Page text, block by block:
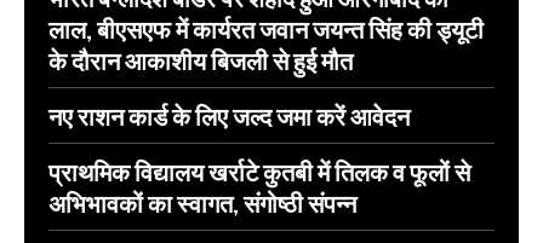
लाल, बीएसएफ में कार्यरत जवान जयन्त सिंह की ड्यूटी
के दौरान आकाशीय बिजली से हुई मौत
नए राशन कार्ड के लिए जल्द जमा करें आवेदन
प्राथमिक विद्यालय खर्राटे कुतबी में तिलक व फूलों से
अभिभावकों का स्वागत, संगोष्ठी संपन्न